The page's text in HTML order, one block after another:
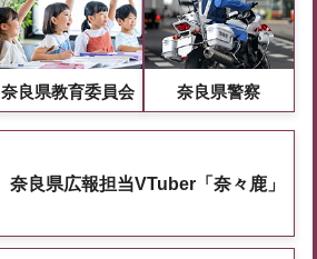
奈良県教育委員会 奈良県警察
奈良県広報担当VTuber「奈々鹿」